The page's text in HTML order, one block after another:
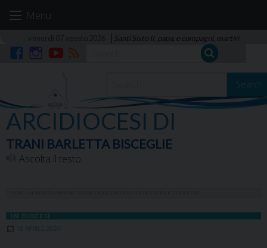
Menu
Santi Sisto II, papa, e compagni, martiri
Search
ARCIDIOCESI DI
TRANI BARLETTA BISCEGLIE
Ascolta il testo
IN DIOCESI
18 APRILE 2024